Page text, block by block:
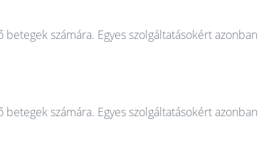
számára. Egyes szolgáltatásokért azonban
számára. Egyes szolgáltatásokért azonban